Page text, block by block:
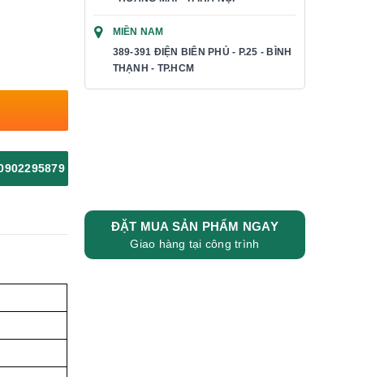
MIỀN NAM
389-391 ĐIỆN BIÊN PHỦ - P.25 - BÌNH
THẠNH - TP.HCM
ĐẶT MUA SẢN PHẨM NGAY
Giao hàng tại công trình